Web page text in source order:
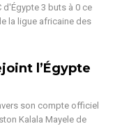
d'Égypte 3 buts à 0 ce
la ligue africaine des
l’Égypte
son compte officiel
Kalala Mayele de